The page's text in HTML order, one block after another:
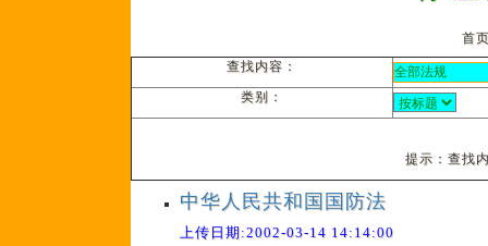
首
查找内容：
类别：
提示：查找
中华人民共和国国防法
上传日期:2002-03-14 14:14:00